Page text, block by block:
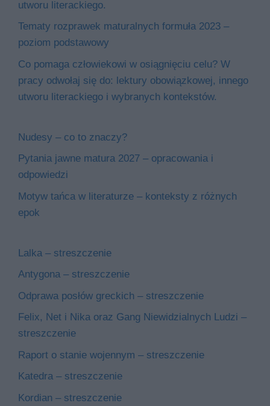
utworu literackiego.
Tematy rozprawek maturalnych formuła 2023 –
poziom podstawowy
Co pomaga człowiekowi w osiągnięciu celu? W
pracy odwołaj się do: lektury obowiązkowej, innego
utworu literackiego i wybranych kontekstów.
Nudesy – co to znaczy?
Pytania jawne matura 2027 – opracowania i
odpowiedzi
Motyw tańca w literaturze – konteksty z różnych
epok
Lalka – streszczenie
Antygona – streszczenie
Odprawa posłów greckich – streszczenie
Felix, Net i Nika oraz Gang Niewidzialnych Ludzi –
streszczenie
Raport o stanie wojennym – streszczenie
Katedra – streszczenie
Kordian – streszczenie